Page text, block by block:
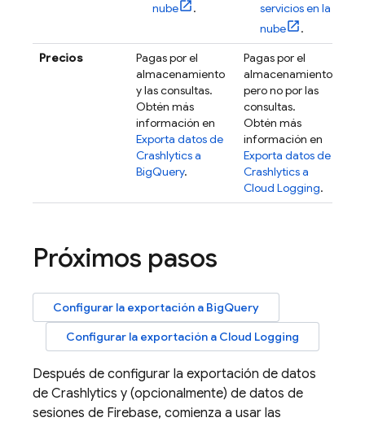
nube
.
servicios en la
nube
.
Precios
Pagas por el
almacenamiento
y las consultas.
Obtén más
información en
Exporta datos de
Crashlyticsa
BigQuery.
Pagas por el
almacenamiento,
pero no por las
consultas.
Obtén más
información en
Exporta datos de
Crashlyticsa
Cloud Logging.
Próximos pasos
Configurar la exportación a BigQuery
Configurar la exportación a Cloud Logging
Después de configurar la exportación de datos
de Crashlytics y (opcionalmente) de datos de
sesiones de Firebase, comienza a usar las